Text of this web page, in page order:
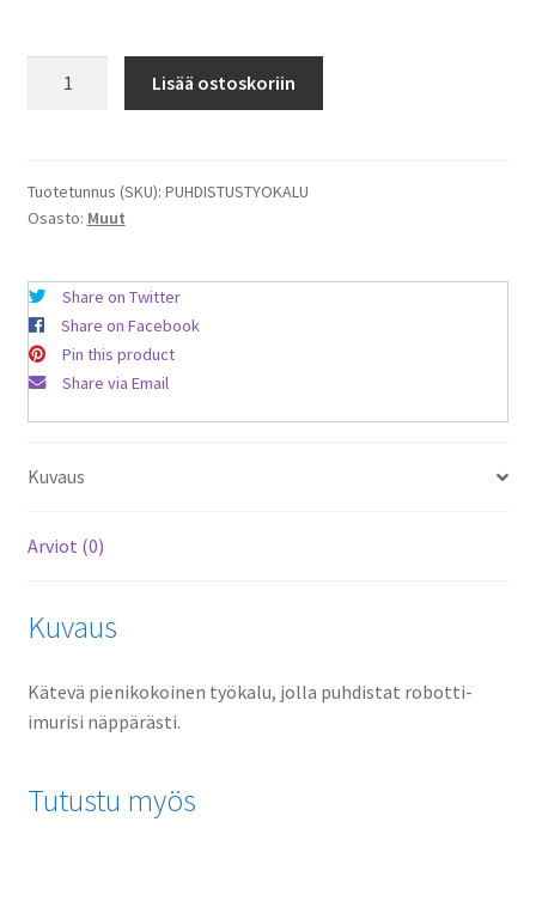
oli:
3,95 €.
on:
1,92 €.
Lisää ostoskoriin
Tuotetunnus (SKU): PUHDISTUSTYOKALU
Osasto: Muut
Share on Twitter
Share on Facebook
Pin this product
Share via Email
Kuvaus
Arviot (0)
Kuvaus
Kätevä pienikokoinen työkalu, jolla puhdistat robotti-
imurisi näppärästi.
Tutustu myös